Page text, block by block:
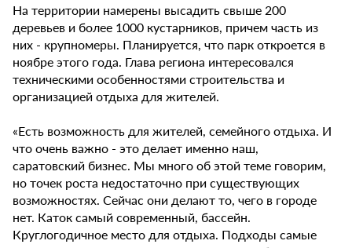
На территории намерены высадить свыше 200
деревьев и более 1000 кустарников, причем часть из
них - крупномеры. Планируется, что парк откроется в
ноябре этого года. Глава региона интересовался
техническими особенностями строительства и
организацией отдыха для жителей.
«Есть возможность для жителей, семейного отдыха. И
что очень важно - это делает именно наш,
саратовский бизнес. Мы много об этой теме говорим,
но точек роста недостаточно при существующих
возможностях. Сейчас они делают то, чего в городе
нет. Каток самый современный, бассейн.
Круглогодичное место для отдыха. Подходы самые